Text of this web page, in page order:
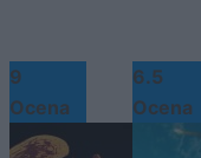
9
Ocena
6.5
Ocena